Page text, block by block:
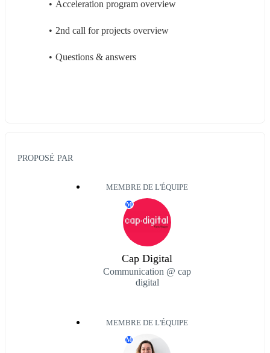
Acceleration program overview
2nd call for projects overview
Questions & answers
PROPOSÉ PAR
MEMBRE DE L'ÉQUIPE
M
Cap Digital
Communication @ cap
digital
MEMBRE DE L'ÉQUIPE
M